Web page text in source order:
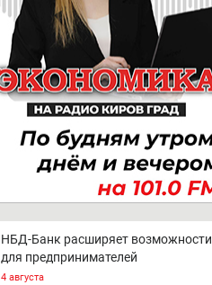
НБД-Банк расширяет возможности
для предпринимателей
4 августа